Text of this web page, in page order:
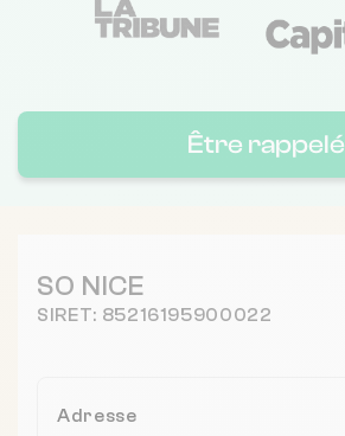
Être rappelé
SO NICE
SIRET: 85216195900022
Adresse